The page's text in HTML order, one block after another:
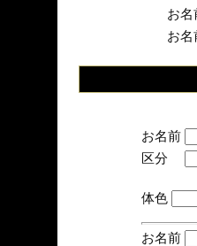
お名
お名
お名前
区分
(
体色
お名前